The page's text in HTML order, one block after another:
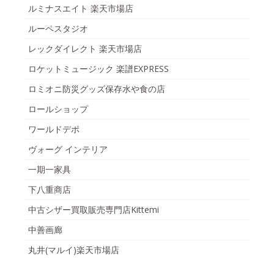
ルミナスエイト 楽天市場店
ルーペスタジオ
レックダイレクト 楽天市場店
ロケットミュージック 楽譜EXPRESS
ロミオニ防災グッズ保存水や食の店
ロールショップ
ワールドデポ
ヴォーグ インテリア
一期一家具
下八重商店
中古シザー買取販売専門店Kittemi
中善画廊
丸井(マルイ)楽天市場店